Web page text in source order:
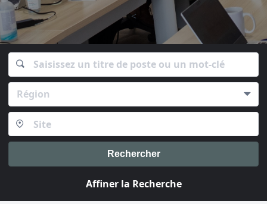
<
Région
Rechercher
Affiner la Recherche